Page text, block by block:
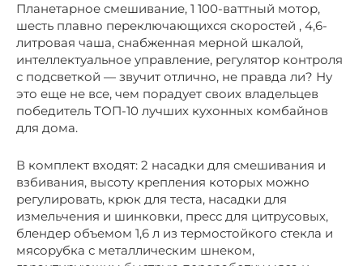
Планетарное смешивание, 1 100-ваттный мотор,
шесть плавно переключающихся скоростей , 4,6-
литровая чаша, снабженная мерной шкалой,
интеллектуальное управление, регулятор контроля
с подсветкой — звучит отлично, не правда ли? Ну
это еще не все, чем порадует своих владельцев
победитель ТОП-10 лучших кухонных комбайнов
для дома.
В комплект входят: 2 насадки для смешивания и
взбивания, высоту крепления которых можно
регулировать, крюк для теста, насадки для
измельчения и шинковки, пресс для цитрусовых,
блендер объемом 1,6 л из термостойкого стекла и
мясорубка с металлическим шнеком,